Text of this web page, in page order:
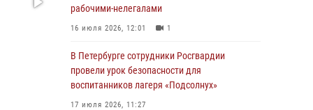
06 августа 2026, 13:39
оперативно задержали хулигана,
стрелявшего из пускового устройства рядом
с жилыми домами
06 августа 2026, 11:36
рабочими-нелегалами
16 июля 2026, 12:01 1
В Петербурге сотрудники Росгвардии
провели урок безопасности для
воспитанников лагеря «Подсолнух»
17 июля 2026, 11:27